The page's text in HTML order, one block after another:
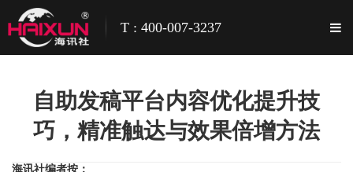
T : 400-007-3237
自助发稿平台内容优化提升技
巧，精准触达与效果倍增方法
海讯社编者按：